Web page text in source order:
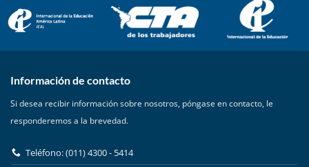
Información de contacto
Si desea recibir información sobre nosotros, póngase en contacto, le
responderemos a la brevedad.
Teléfono: (011) 4300 - 5414